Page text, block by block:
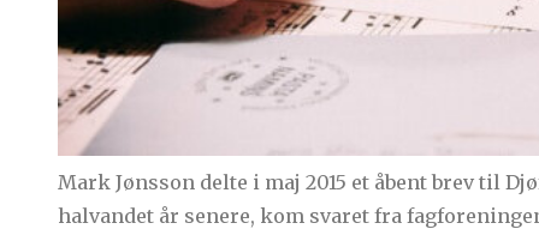
Mark Jønsson delte i maj 2015 et åbent brev til
halvandet år senere, kom svaret fra